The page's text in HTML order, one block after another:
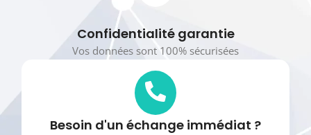
Confidentialité garantie
Vos données sont 100% sécurisées
Besoin d'un échange immédiat ?